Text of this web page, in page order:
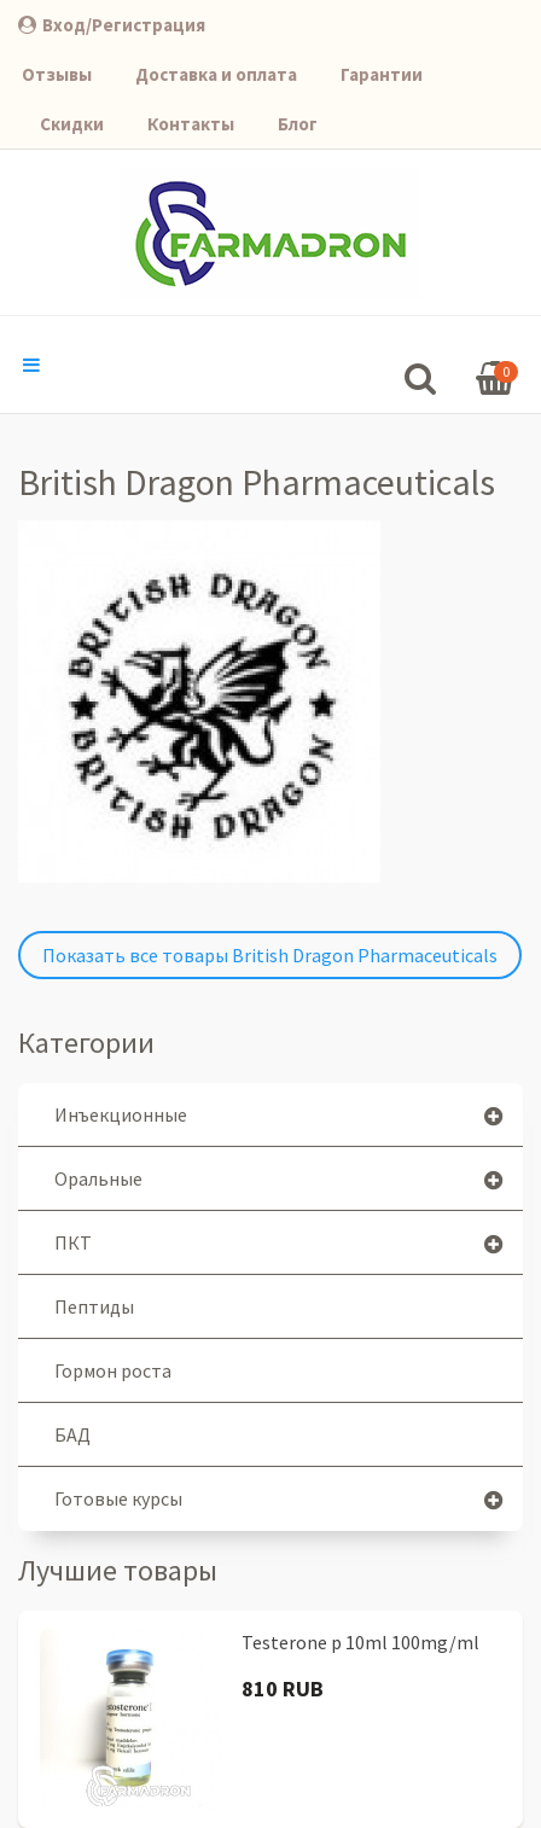
Вход/Регистрация
Отзывы Доставка и оплата Гарантии
Скидки Контакты Блог
0
British Dragon Pharmaceuticals
Показать все товары British Dragon Pharmaceuticals
Категории
Инъекционные
Оральные
ПКТ
Пептиды
Гормон роста
БАД
Готовые курсы
Лучшие товары
Testerone p 10ml 100mg/ml
810 RUB